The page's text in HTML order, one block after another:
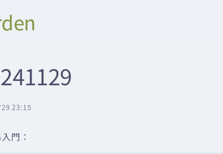
23:15
門：